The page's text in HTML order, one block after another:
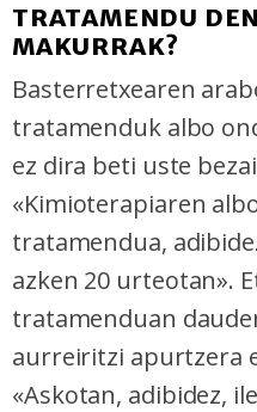
TRATAMENDU
MAKURRAK?
Basterretxearen
tratamenduk albo
ez dira beti uste
«Kimioterapiaren
tratamendua,
azken 20 urteotan».
tratamenduan
aurreiritzi apurtzera
«Askotan, adibidez,